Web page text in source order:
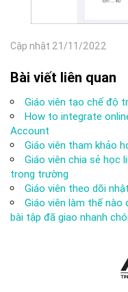
Cập nhật 21/11/2022
Bài viết liên quan
Giáo viên tạo chế độ
How to integrate
Account
Giáo viên tham khảo
Giáo viên chia sẻ học
trong trường
Giáo viên theo dõi
Giáo viên làm thế
bài tập đã giao nhanh